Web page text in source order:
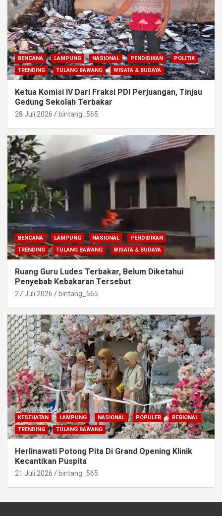
BENCANA LAMPUNG NASIONAL PENDIDIKAN
POLITIK
TRENDING
TULANG BAWANG WISATA & BUDAYA
Ketua Komisi IV Dari Fraksi PDI Perjuangan, Tinjau
Gedung Sekolah Terbakar
28 Juli 2026 bintang_565
BENCANA LAMPUNG NASIONAL
PENDIDIKAN
TRENDING
TULANG BAWANG WISATA & BUDAYA
Ruang Guru Ludes Terbakar, Belum Diketahui
Penyebab Kebakaran Tersebut
27 Juli 2026 bintang_565
KESEHATAN LAMPUNG NASIONAL POPULER
REGIONAL
TRENDING
TULANG BAWANG
Herlinawati Potong Pita Di Grand Opening Klinik
Kecantikan Puspita
21 Juli 2026 bintang_565